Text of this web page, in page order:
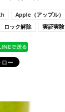
Apple（アップル）
ロック解除 実証実験